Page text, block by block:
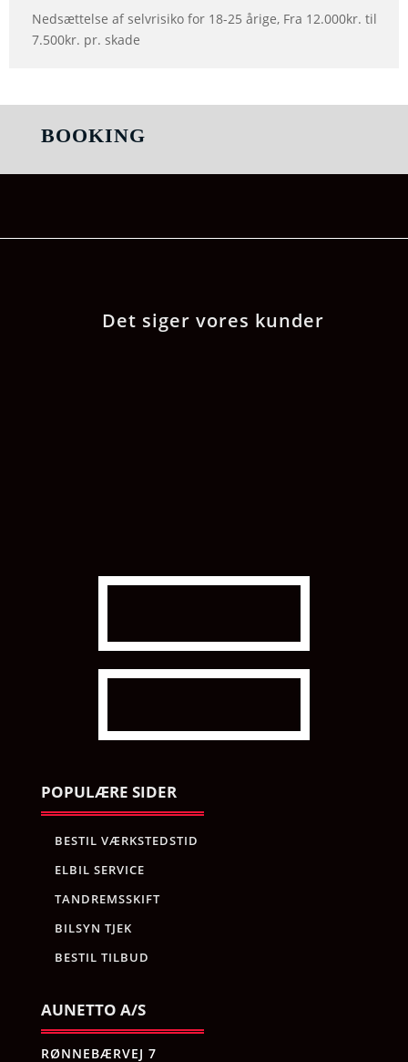
Nedsættelse af selvrisiko for 18-25 årige, Fra 12.000kr. til
7.500kr. pr. skade
BOOKING
Det siger vores kunder
POPULÆRE SIDER
BESTIL VÆRKSTEDSTID
ELBIL SERVICE
TANDREMSSKIFT
BILSYN TJEK
BESTIL TILBUD
AUNETTO A/S
RØNNEBÆRVEJ 7